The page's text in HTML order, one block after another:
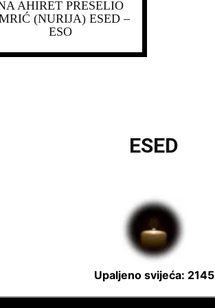
AHIRET PRESELIO
(NURIJA) ESED –
ESO
ESED
Upaljeno svijeća: 2145